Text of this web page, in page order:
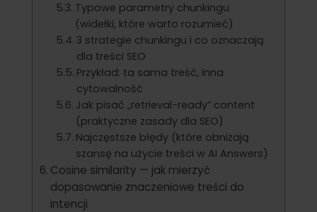
Typowe parametry chunkingu
(widełki, które warto rozumieć)
3 strategie chunkingu i co oznaczają
dla treści SEO
Przykład: ta sama treść, inna
cytowalność
Jak pisać „retrieval-ready” content
(praktyczne zasady dla SEO)
Najczęstsze błędy (które obniżają
szansę na użycie treści w AI Answers)
Cosine similarity — jak mierzyć
dopasowanie znaczeniowe treści do
intencji